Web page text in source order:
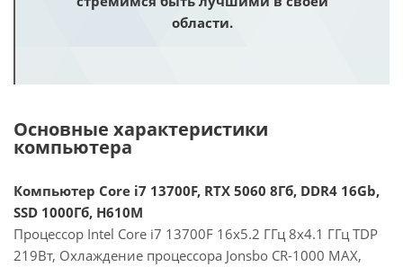
области.
Основные характеристики
компьютера
Компьютер Core i7 13700F, RTX 5060 8Гб, DDR4 16Gb,
SSD 1000Гб, H610M
Процессор Intel Core i7 13700F 16x5.2 ГГц 8x4.1 ГГц TDP
219Вт, Охлаждение процессора Jonsbo CR-1000 MAX,